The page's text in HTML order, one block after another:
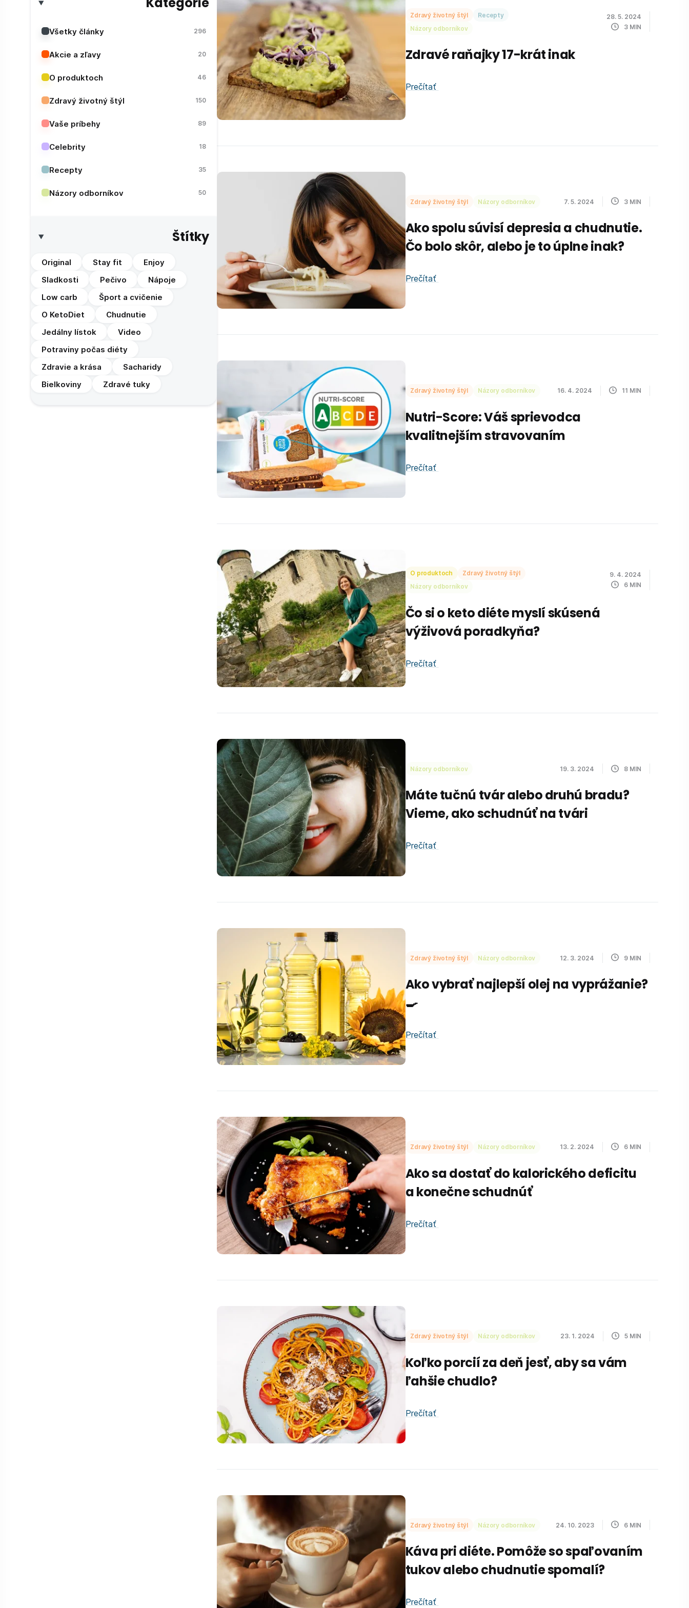
Všetky články 296
Akcie a zľavy 20
O produktoch 46
Zdravý životný štýl 150
Vaše príbehy 89
Celebrity 18
Recepty 35
Názory odborníkov 50
Štítky
Original Stay fit
Enjoy
Sladkosti
Pečivo
Nápoje
Low carb
Šport a cvičenie
O KetoDiet
Chudnutie
Jedálny lístok
Video
Potraviny počas diéty
Zdravie a krása
Sacharidy
Bielkoviny
Zdravé tuky
Zdravý životný štýl
Recepty
Názory odborníkov
28. 5. 2024
3 MIN
Zdravé raňajky 17-krát inak
Prečítať
Zdravý životný štýl Názory odborníkov 7. 5. 2024 3 MIN
Ako spolu súvisí depresia a chudnutie.
Čo bolo skôr, alebo je to úplne inak?
Prečítať
Zdravý životný štýl Názory odborníkov 16. 4. 2024 11 MIN
Nutri-Score: Váš sprievodca
kvalitnejším stravovaním
Prečítať
O produktoch
Zdravý životný štýl
Názory odborníkov
9. 4. 2024
6 MIN
Čo si o keto diéte myslí skúsená
výživová poradkyňa?
Prečítať
Názory odborníkov 19. 3. 2024 8 MIN
Máte tučnú tvár alebo druhú bradu?
Vieme, ako schudnúť na tvári
Prečítať
Zdravý životný štýl Názory odborníkov 12. 3. 2024 9 MIN
Ako vybrať najlepší olej na vyprážanie?
🍳
Prečítať
Zdravý životný štýl Názory odborníkov 13. 2. 2024 6 MIN
Ako sa dostať do kalorického deficitu
a konečne schudnúť
Prečítať
Zdravý životný štýl Názory odborníkov 23. 1. 2024 5 MIN
Koľko porcií za deň jesť, aby sa vám
ľahšie chudlo?
Prečítať
Zdravý životný štýl Názory odborníkov 24. 10. 2023 6 MIN
Káva pri diéte. Pomôže so spaľovaním
tukov alebo chudnutie spomalí?
Prečítať